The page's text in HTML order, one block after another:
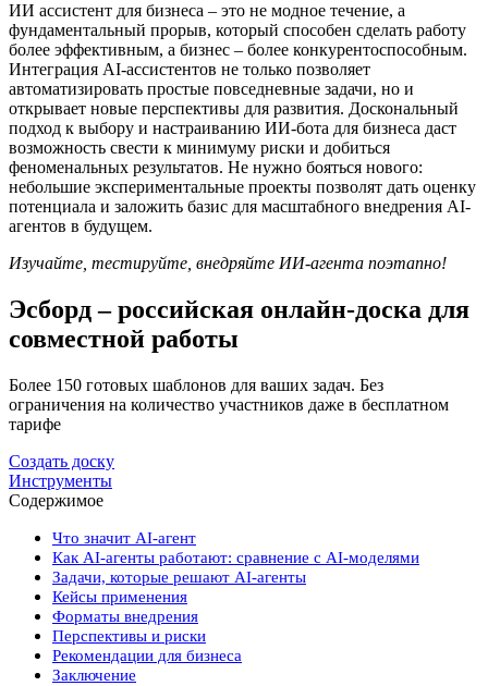
ИИ ассистент для бизнеса – это не модное течение, а
фундаментальный прорыв, который способен сделать работу
более эффективным, а бизнес – более конкурентоспособным.
Интеграция AI-ассистентов не только позволяет
автоматизировать простые повседневные задачи, но и
открывает новые перспективы для развития. Доскональный
подход к выбору и настраиванию ИИ-бота для бизнеса даст
возможность свести к минимуму риски и добиться
феноменальных результатов. Не нужно бояться нового:
небольшие экспериментальные проекты позволят дать оценку
потенциала и заложить базис для масштабного внедрения AI-
агентов в будущем.
Изучайте, тестируйте, внедряйте ИИ-агента поэтапно!
Эсборд – российская онлайн-доска для
совместной работы
Более 150 готовых шаблонов для ваших задач. Без
ограничения на количество участников даже в бесплатном
тарифе
Создать доску
Инструменты
Содержимое
Что значит AI-агент
Как AI-агенты работают: сравнение с AI-моделями
Задачи, которые решают AI-агенты
Кейсы применения
Форматы внедрения
Перспективы и риски
Рекомендации для бизнеса
Заключение